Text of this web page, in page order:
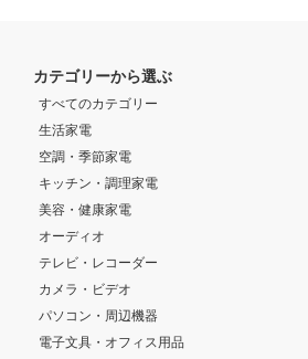
カテゴリーから選ぶ
すべてのカテゴリー
生活家電
空調・季節家電
キッチン・調理家電
美容・健康家電
オーディオ
テレビ・レコーダー
カメラ・ビデオ
パソコン・周辺機器
電子文具・オフィス用品